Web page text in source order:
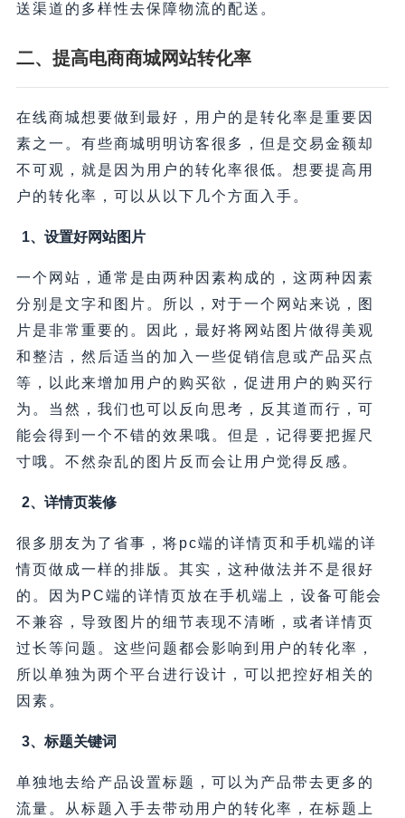
送渠道的多样性去保障物流的配送。
二、提高电商商城网站转化率
在线商城想要做到最好，用户的是转化率是重要因
素之一。有些商城明明访客很多，但是交易金额却
不可观，就是因为用户的转化率很低。想要提高用
户的转化率，可以从以下几个方面入手。
1、设置好网站图片
一个网站，通常是由两种因素构成的，这两种因素
分别是文字和图片。所以，对于一个网站来说，图
片是非常重要的。因此，最好将网站图片做得美观
和整洁，然后适当的加入一些促销信息或产品买点
等，以此来增加用户的购买欲，促进用户的购买行
为。当然，我们也可以反向思考，反其道而行，可
能会得到一个不错的效果哦。但是，记得要把握尺
寸哦。不然杂乱的图片反而会让用户觉得反感。
2、详情页装修
很多朋友为了省事，将pc端的详情页和手机端的详
情页做成一样的排版。其实，这种做法并不是很好
的。因为PC端的详情页放在手机端上，设备可能会
不兼容，导致图片的细节表现不清晰，或者详情页
过长等问题。这些问题都会影响到用户的转化率，
所以单独为两个平台进行设计，可以把控好相关的
因素。
3、标题关键词
单独地去给产品设置标题，可以为产品带去更多的
流量。从标题入手去带动用户的转化率，在标题上